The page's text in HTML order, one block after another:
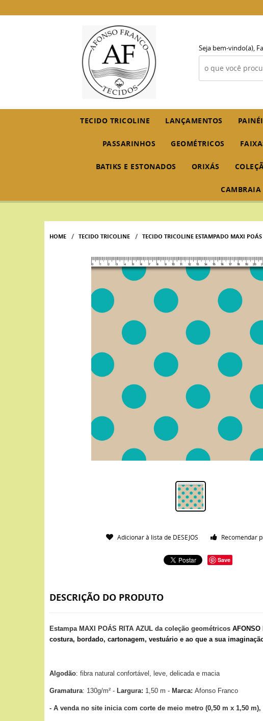
Seja bem-vindo(a),
TECIDO TRICOLINE LANÇAMENTOS
PASSARINHOS GEOMÉTRICOS
BATIKS E ESTONADOS ORIXÁS
CAMBRAIA
HOME TECIDO TRICOLINE TECIDO TRICOLINE ESTAMPADO MAXI
Adicionar à lista de DESEJOS Recomendar
Save
DESCRIÇÃO DO PRODUTO
Estampa MAXI POÁS RITA AZUL da coleção geométricos
costura, bordado, cartonagem, vestuário e ao que a sua
Algodão: fibra natural confortável, leve, delicada e macia
Gramatura: 130g/m² - Largura: 1,50 m - Marca: Afonso Franco
- A venda no site inicia com corte de meio metro (0,50 m x 1,50